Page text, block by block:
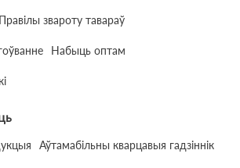
Правілы звароту тавараў
Набыць оптам
Аўтамабільны кварцавыя гадзіннік